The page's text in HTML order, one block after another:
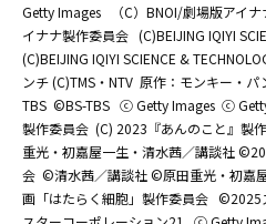
Getty Images
（C）BNOI/劇場版アイ
イナナ製作委員会 (C)BEIJING IQIYI
(C)BEIJING IQIYI SCIENCE &
ンチ (C)TMS・NTV 原作：モンキー・パ
TBS ©BS-TBS ⓒ Getty Images ⓒ
製作委員会 (C) 2023『あんのこと』製
重光・初嘉屋一生・清水茜／講談社
会 ©清水茜／講談社 ©原田重光・初嘉
画「はたらく細胞」製作委員会 ©2025